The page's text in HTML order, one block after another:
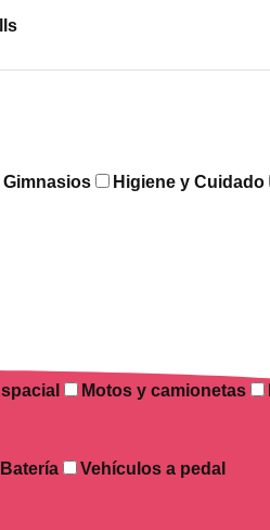
Gimnasios Higiene y Cuidado
Motos y camionetas
Vehículos a pedal